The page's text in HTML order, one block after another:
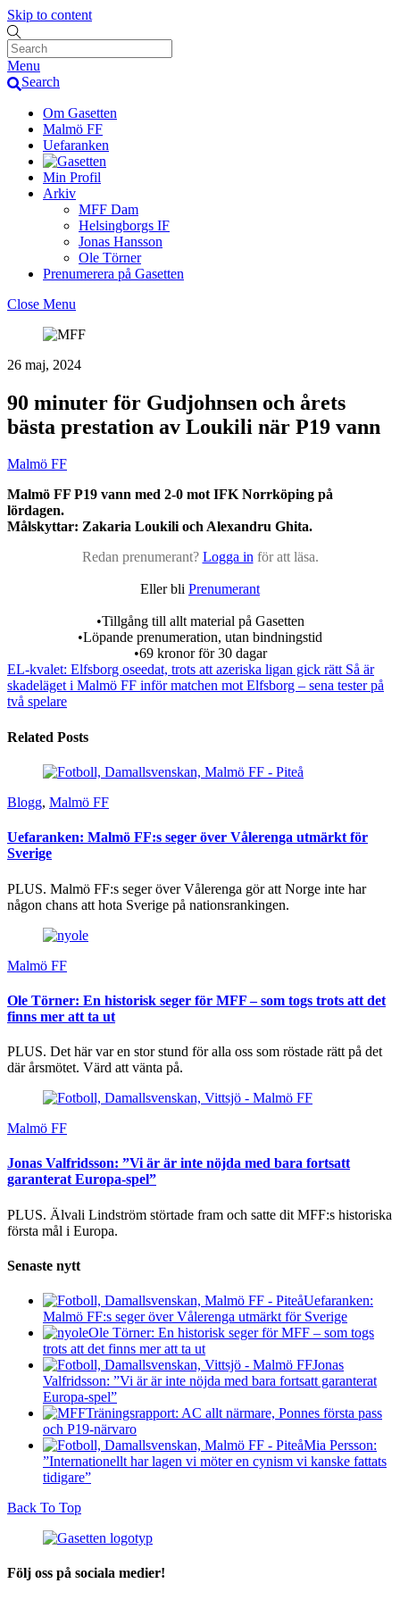
Skip to content
Menu
Search
Om Gasetten
Malmö FF
Uefaranken
Min Profil
Arkiv
MFF Dam
Helsingborgs IF
Jonas Hansson
Ole Törner
Prenumerera på Gasetten
Close Menu
26 maj, 2024
90 minuter för Gudjohnsen och årets
bästa prestation av Loukili när P19 vann
Malmö FF
Malmö FF P19 vann med 2-0 mot IFK Norrköping på
lördagen.
Målskyttar: Zakaria Loukili och Alexandru Ghita.
Redan prenumerant? Logga in för att läsa.
Eller bli Prenumerant
•Tillgång till allt material på Gasetten
•Löpande prenumeration, utan bindningstid
•69 kronor för 30 dagar
EL-kvalet: Elfsborg oseedat, trots att azeriska ligan gick rättSå är
skadeläget i Malmö FF inför matchen mot Elfsborg – sena tester på
två spelare
Related Posts
Blogg, Malmö FF
Uefaranken: Malmö FF:s seger över Vålerenga utmärkt för
Sverige
PLUS. Malmö FF:s seger över Vålerenga gör att Norge inte har
någon chans att hota Sverige på nationsrankingen.
Malmö FF
Ole Törner: En historisk seger för MFF – som togs trots att det
finns mer att ta ut
PLUS. Det här var en stor stund för alla oss som röstade rätt på det
där årsmötet. Värd att vänta på.
Malmö FF
Jonas Valfridsson: ”Vi är är inte nöjda med bara fortsatt
garanterat Europa-spel”
PLUS. Älvali Lindström störtade fram och satte dit MFF:s historiska
första mål i Europa.
Senaste nytt
Uefaranken:
Malmö FF:s seger över Vålerenga utmärkt för Sverige
Ole Törner: En historisk seger för MFF – som togs
trots att det finns mer att ta ut
Jonas
Valfridsson: ”Vi är är inte nöjda med bara fortsatt garanterat
Europa-spel”
Träningsrapport: AC allt närmare, Ponnes första pass
och P19-närvaro
Mia Persson:
”Internationellt har lagen vi möter en cynism vi kanske fattats
tidigare”
Back To Top
Följ oss på sociala medier!